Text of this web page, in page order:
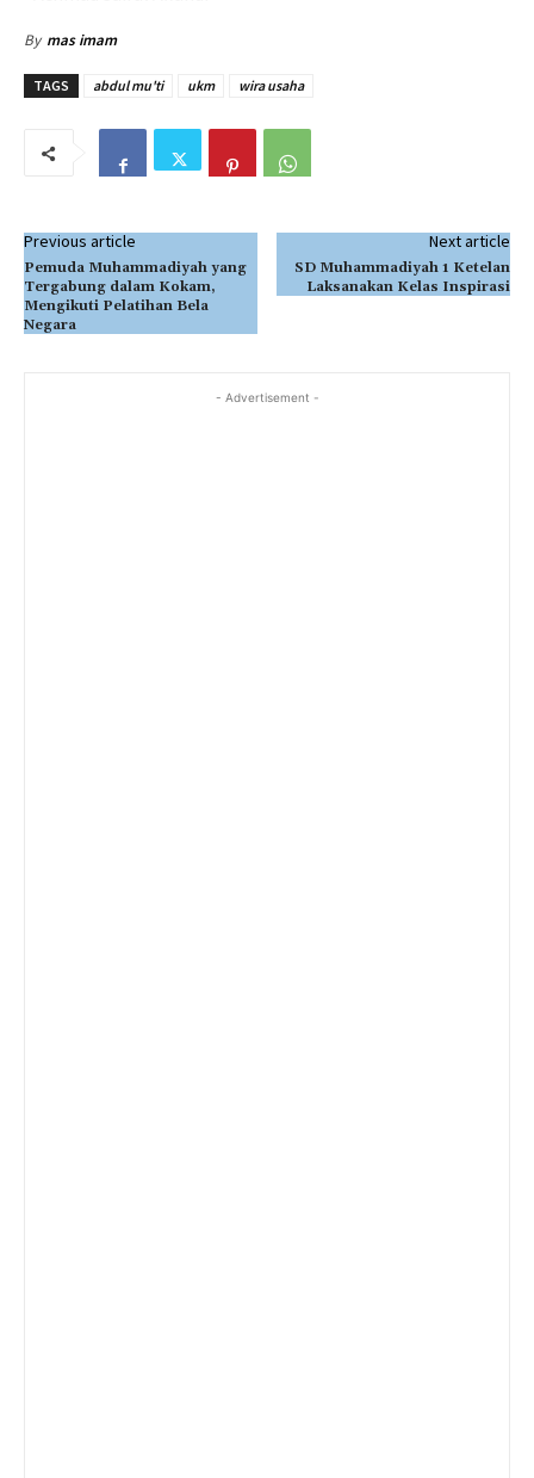
By mas imam
TAGS abdul mu'ti ukm wira usaha
Previous article
Pemuda Muhammadiyah yang
Tergabung dalam Kokam,
Mengikuti Pelatihan Bela
Negara
Next article
SD Muhammadiyah 1 Ketelan
Laksanakan Kelas Inspirasi
- Advertisement -